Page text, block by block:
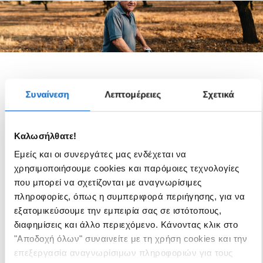
Συναίνεση Λεπτομέρειες Σχετικά
Καλωσήλθατε!
Εμείς και οι συνεργάτες μας ενδέχεται να
χρησιμοποιήσουμε cookies και παρόμοιες τεχνολογίες
που μπορεί να σχετίζονται με αναγνωρίσιμες
πληροφορίες, όπως η συμπεριφορά περιήγησης, για να
εξατομικεύσουμε την εμπειρία σας σε ιστότοπους,
διαφημίσεις και άλλο περιεχόμενο. Κάνοντας κλικ στο
"Αποδοχή όλων" συναινείτε με τη χρήση cookies και την
επεξεργασία αναγνωρίσιμων πληροφοριών για τους
Πώς νιώθω τώρα; Για να πω
μπερδεμένος.
Μου αρέσει που συνεχίζω να βλέπω τους
παλιούς μου φίλους, ενώ έχω κάνει και
πολλούς καινούριους. Επίσης,
απολαμβάνω τη ζωή και όλα όσα
προσφέρει. Ωστόσο, φοβάμαι μην πέσω
και νιώθω ότι έχω γίνει πολύ πιο
προσεκτικός από ό,τι παλιότερα.